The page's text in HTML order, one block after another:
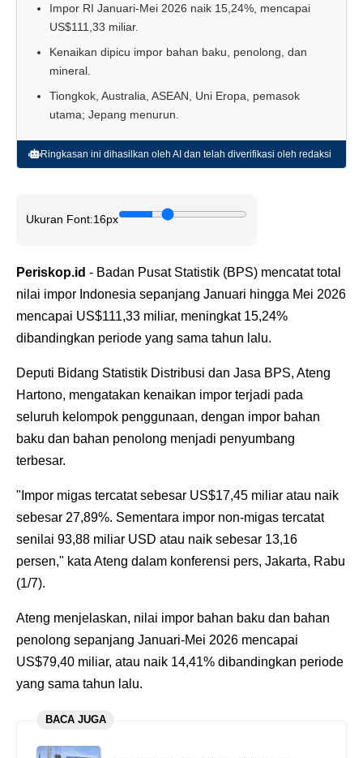
Impor RI Januari-Mei 2026 naik 15,24%, mencapai
US$111,33 miliar.
Kenaikan dipicu impor bahan baku, penolong, dan
mineral.
Tiongkok, Australia, ASEAN, Uni Eropa, pemasok
utama; Jepang menurun.
Ringkasan ini dihasilkan oleh AI dan telah diverifikasi oleh redaksi
Ukuran Font:16px
Periskop.id - Badan Pusat Statistik (BPS) mencatat total
nilai impor Indonesia sepanjang Januari hingga Mei 2026
mencapai US$111,33 miliar, meningkat 15,24%
dibandingkan periode yang sama tahun lalu.
Deputi Bidang Statistik Distribusi dan Jasa BPS, Ateng
Hartono, mengatakan kenaikan impor terjadi pada
seluruh kelompok penggunaan, dengan impor bahan
baku dan bahan penolong menjadi penyumbang
terbesar.
"Impor migas tercatat sebesar US$17,45 miliar atau naik
sebesar 27,89%. Sementara impor non-migas tercatat
senilai 93,88 miliar USD atau naik sebesar 13,16
persen," kata Ateng dalam konferensi pers, Jakarta, Rabu
(1/7).
Ateng menjelaskan, nilai impor bahan baku dan bahan
penolong sepanjang Januari-Mei 2026 mencapai
US$79,40 miliar, atau naik 14,41% dibandingkan periode
yang sama tahun lalu.
BACA JUGA